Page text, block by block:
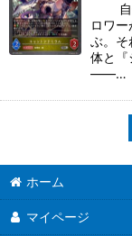
自分
ロワ
ぶ。そ
体と『
――…
ホーム
マイページ